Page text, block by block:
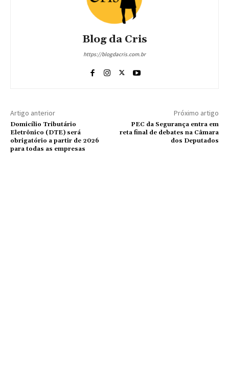
Blog da Cris
https://blogdacris.com.br
Artigo anterior
Domicílio Tributário
Eletrônico (DTE) será
obrigatório a partir de 2026
para todas as empresas
Próximo artigo
PEC da Segurança entra em
reta final de debates na Câmara
dos Deputados